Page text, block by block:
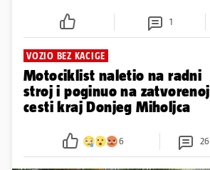
1
VOZIO BEZ KACIGE
Motociklist naletio na radni
stroj i poginuo na zatvorenoj
cesti kraj Donjeg Miholjca
6 26